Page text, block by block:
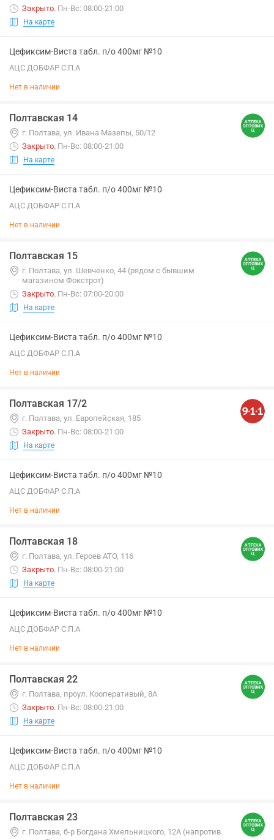
Закрыто. Пн-Вс: 08:00-21:00
На карте
Цефиксим-Виста табл. п/о 400мг №10
АЦС ДОБФАР С.П.А
Нет в наличии
Полтавская 14
г. Полтава, ул. Ивана Мазепы, 50/12
Закрыто. Пн-Вс: 08:00-21:00
На карте
Цефиксим-Виста табл. п/о 400мг №10
АЦС ДОБФАР С.П.А
Нет в наличии
Полтавская 15
г. Полтава, ул. Шевченко, 44 (рядом с бывшим
магазином Фокстрот)
Закрыто. Пн-Вс: 07:00-20:00
На карте
Цефиксим-Виста табл. п/о 400мг №10
АЦС ДОБФАР С.П.А
Нет в наличии
Полтавская 17/2
г. Полтава, ул. Европейская, 185
Закрыто. Пн-Вс: 08:00-21:00
На карте
Цефиксим-Виста табл. п/о 400мг №10
АЦС ДОБФАР С.П.А
Нет в наличии
Полтавская 18
г. Полтава, ул. Героев АТО, 116
Закрыто. Пн-Вс: 08:00-21:00
На карте
Цефиксим-Виста табл. п/о 400мг №10
АЦС ДОБФАР С.П.А
Нет в наличии
Полтавская 22
г. Полтава, проул. Кооперативый, 8А
Закрыто. Пн-Вс: 08:00-21:00
На карте
Цефиксим-Виста табл. п/о 400мг №10
АЦС ДОБФАР С.П.А
Нет в наличии
Полтавская 23
г. Полтава, б-р Богдана Хмельницкого, 12А (напротив